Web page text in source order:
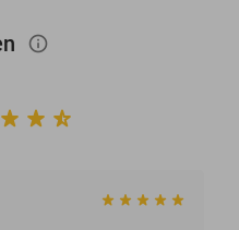
info_outlined